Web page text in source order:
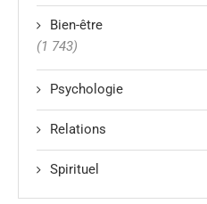
Bien-être
(1 743)
Psychologie
Relations
Spirituel